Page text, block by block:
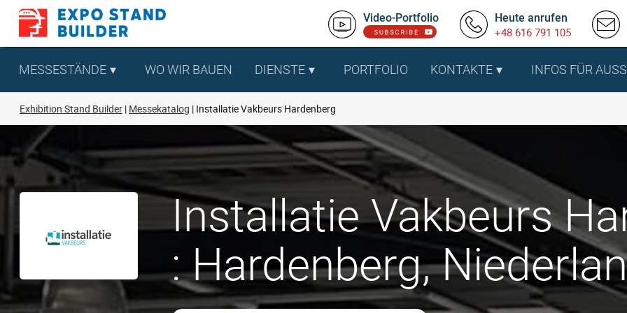
Zum
springen
Video-Portfolio Heute anrufen
+48 616 791 105
MESSESTÄNDE WO WIR BAUEN DIENSTE PORTFOLIO KONTAKTE INFOS FÜR
Exhibition Stand Builder Messekatalog Installatie Vakbeurs Hardenberg
Installatie Vakbeurs
: Hardenberg,